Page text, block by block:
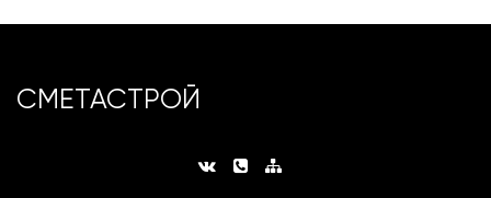
СМЕТАСТРОЙ